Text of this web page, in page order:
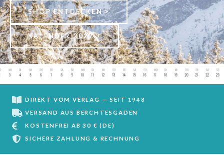
SHOP ENTDECKEN >
KALENDER 2027 >
DIREKT VOM VERLAG — SEIT 1948
VERSAND AUS BERCHTESGADEN
KOSTENFREI AB 30 € (DE)
SICHERE ZAHLUNG & RECHNUNG